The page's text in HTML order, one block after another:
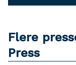
Flere
Press